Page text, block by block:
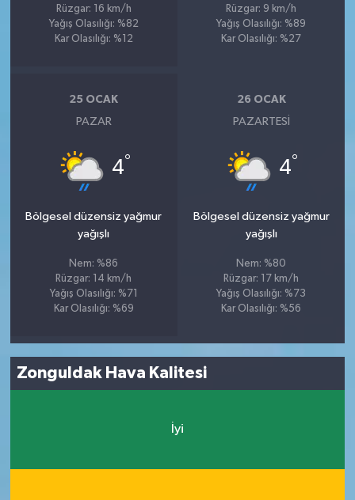
Rüzgar: 16 km/h
Yağış Olasılığı: %82
Kar Olasılığı: %12
Rüzgar: 9 km/h
Yağış Olasılığı: %89
Kar Olasılığı: %27
25 OCAK
PAZAR
4°
Bölgesel düzensiz yağmur
yağışlı
Nem: %86
Rüzgar: 14 km/h
Yağış Olasılığı: %71
Kar Olasılığı: %69
26 OCAK
PAZARTESI
4°
Bölgesel düzensiz yağmur
yağışlı
Nem: %80
Rüzgar: 17 km/h
Yağış Olasılığı: %73
Kar Olasılığı: %56
Zonguldak Hava Kalitesi
İyi